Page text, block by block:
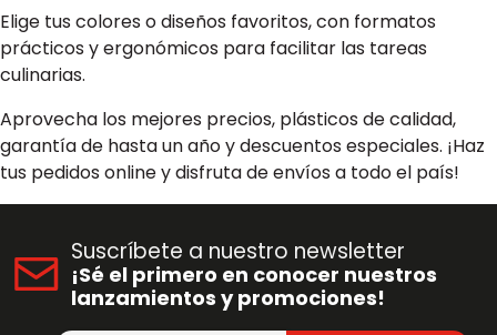
Elige tus colores o diseños favoritos, con formatos
prácticos y ergonómicos para facilitar las tareas
culinarias.
Aprovecha los mejores precios, plásticos de calidad,
garantía de hasta un año y descuentos especiales. ¡Haz
tus pedidos online y disfruta de envíos a todo el país!
Suscríbete a nuestro newsletter
¡Sé el primero en conocer nuestros
lanzamientos y promociones!